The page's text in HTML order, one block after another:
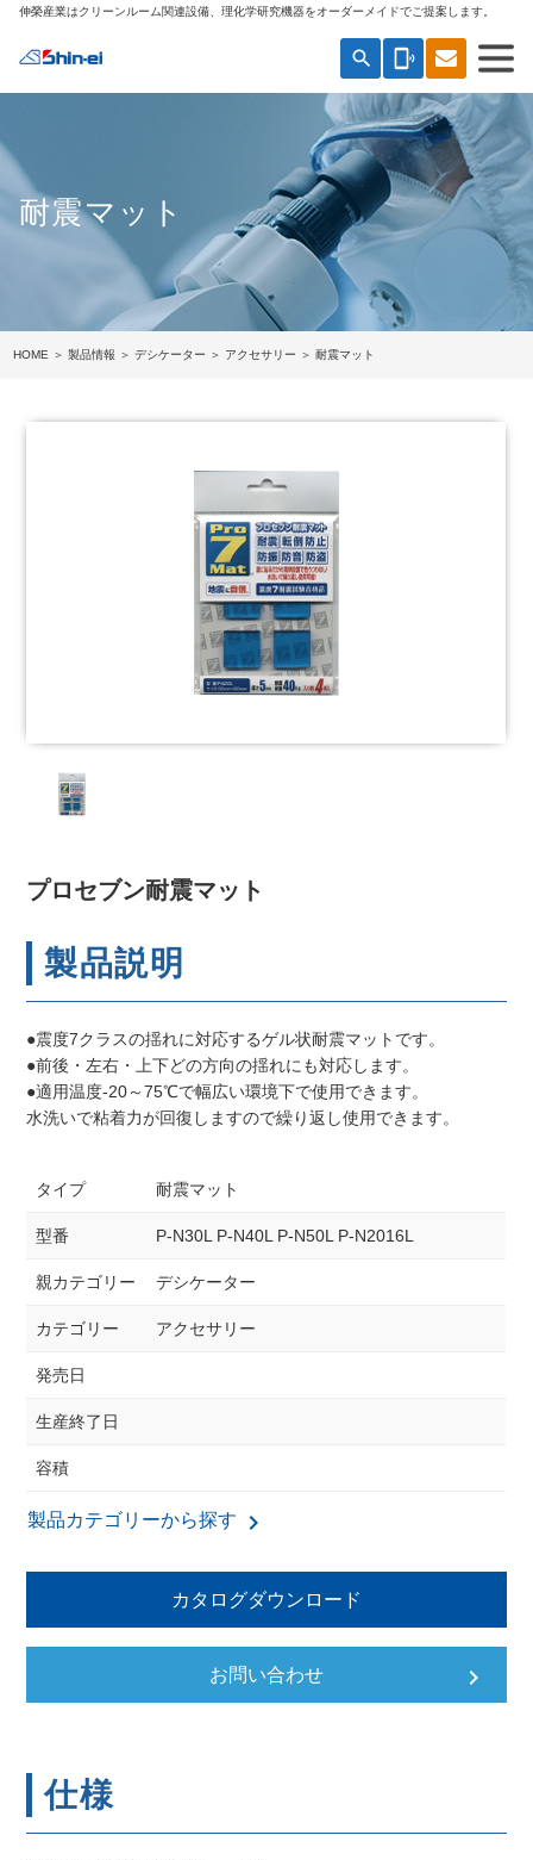
伸榮産業はクリーンルーム関連設備、理化学研究機器をオーダーメイドでご提案します。
search phonelink_ring
耐震マット
HOME ＞製品情報 ＞デシケーター ＞ アクセサリー ＞ 耐震マット
プロセブン耐震マット
製品説明
●震度7クラスの揺れに対応するゲル状耐震マットです。
●前後・左右・上下どの方向の揺れにも対応します。
●適用温度-20～75℃で幅広い環境下で使用できます。
水洗いで粘着力が回復しますので繰り返し使用できます。
タイプ 耐震マット
型番 P-N30L P-N40L P-N50L P-N2016L
親カテゴリー デシケーター
カテゴリー アクセサリー
発売日
生産終了日
容積
製品カテゴリーから探す keyboard_arrow_right
カタログダウンロード
お問い合わせ keyboard_arrow_right
仕様